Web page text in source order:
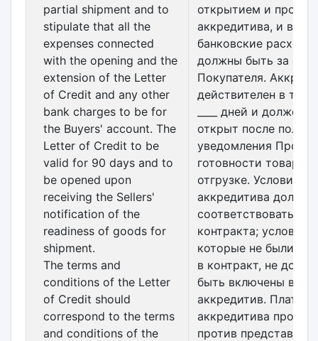
partial shipment and to
stipulate that all the
expenses connected
with the opening and the
extension of the Letter
of Credit and any other
bank charges to be for
the Buyers' account. The
Letter of Credit to be
valid for 90 days and to
be opened upon
receiving the Sellers'
notification of the
readiness of goods for
shipment.
The terms and
conditions of the Letter
of Credit should
correspond to the terms
and conditions of the
открытием и
аккредитива, и все
банковские расходы
должны быть за счет
Покупателя.
действителен в
____ дней и должен
открыт после
уведомления
готовности товара к
отгрузке. Условия
аккредитива должны
соответствовать
контракта; условия,
которые не были
в контракт, не
быть включены в
аккредитив. Платеж
аккредитива
против